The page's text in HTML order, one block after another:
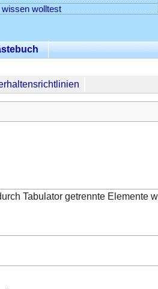
wolltest
Tabulator getrennte Elemente